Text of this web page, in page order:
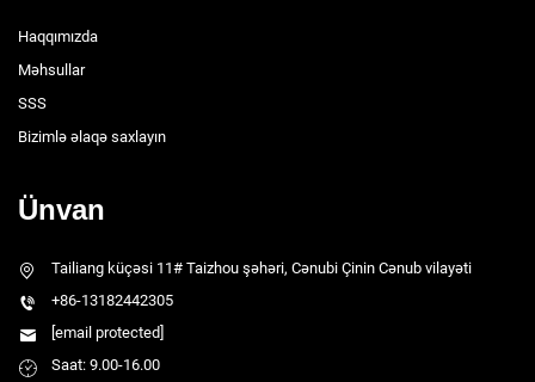
Haqqımızda
Məhsullar
SSS
Bizimlə əlaqə saxlayın
Ünvan
Tailiang küçəsi 11# Taizhou şəhəri, Cənubi Çinin Cənub vilayəti
+86-13182442305
[email protected]
Saat: 9.00-16.00